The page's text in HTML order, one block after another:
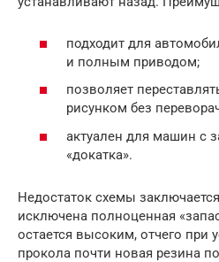
подходит для
и полным приводом;
позволяет
рисунком без
актуален для машин с
«докатка».
Недостаток схемы
исключена полноценная
остается высоким, отчего при
прокола почти новая резина